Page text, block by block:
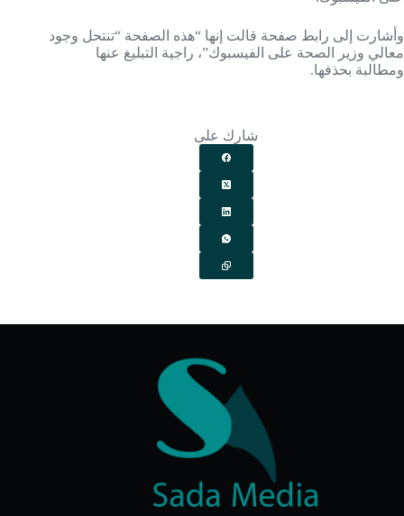
وأشارت إلى رابط صفحة قالت إنها “هذه الصفحة “تنتحل وجود
معالي وزير الصحة على الفيسبوك”، راجية التبليغ عنها
ومطالبة بحذفها.
شارك على